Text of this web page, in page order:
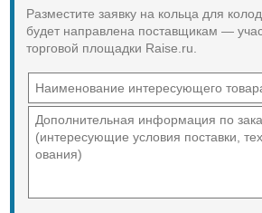
Разместите заявку на кольца для
будет направлена поставщикам —
торговой площадки Raise.ru.